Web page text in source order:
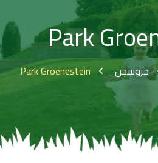
Park
جرونينجن Park Groenestein